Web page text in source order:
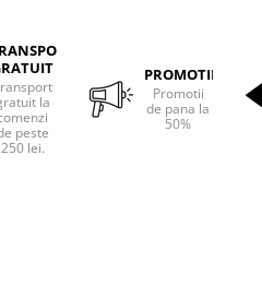
la
peste
250 lei.
PROMOTII
Promotii
de pana la
50%